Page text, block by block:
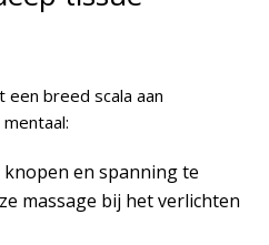
breed scala aan
en spanning te
massage bij het verlichten